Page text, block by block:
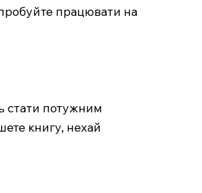
працювати на
стати потужним
книгу, нехай